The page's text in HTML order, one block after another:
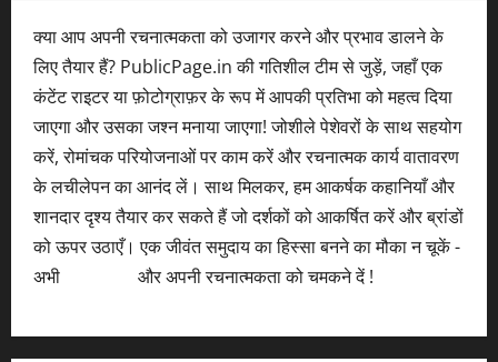
क्या आप अपनी रचनात्मकता को उजागर करने और प्रभाव डालने के
लिए तैयार हैं? PublicPage.in की गतिशील टीम से जुड़ें, जहाँ एक
कंटेंट राइटर या फ़ोटोग्राफ़र के रूप में आपकी प्रतिभा को महत्व दिया
जाएगा और उसका जश्न मनाया जाएगा! जोशीले पेशेवरों के साथ सहयोग
करें, रोमांचक परियोजनाओं पर काम करें और रचनात्मक कार्य वातावरण
के लचीलेपन का आनंद लें। साथ मिलकर, हम आकर्षक कहानियाँ और
शानदार दृश्य तैयार कर सकते हैं जो दर्शकों को आकर्षित करें और ब्रांडों
को ऊपर उठाएँ। एक जीवंत समुदाय का हिस्सा बनने का मौका न चूकें -
अभी
और अपनी रचनात्मकता को चमकने दें !